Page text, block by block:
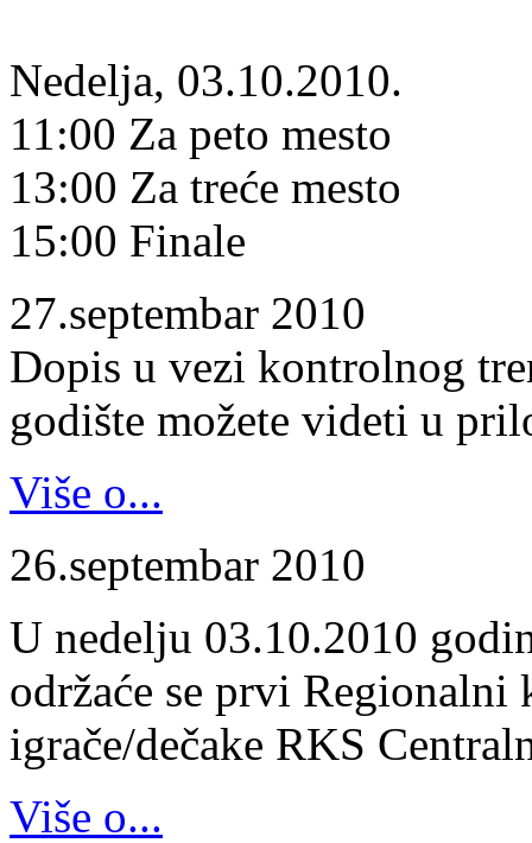
Nedelja, 03.10.2010.
11:00 Za peto mesto
13:00 Za treće mesto
15:00 Finale
27.septembar 2010
Dopis u vezi kontrolnog
godište možete videti u
Više o...
26.septembar 2010
U nedelju 03.10.2010
održaće se prvi
igrače/dečake RKS
Više o...